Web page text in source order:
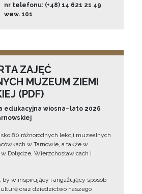
nr telefonu: (+48) 14 621 21 49
wew. 101
ZAJĘĆ
MUZEUM ZIEMI
(PDF)
edukacyjna wiosna–lato 2026
80 różnorodnych lekcji muzealnych
w Tarnowie, a także w
Dołędze, Wierzchosławicach i
by w inspirujący i angażujący sposób
oraz dziedzictwo naszego